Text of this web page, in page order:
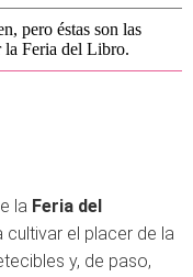
pero éstas son las
la Feria del Libro.
la Feria del
cultivar el placer de la
y, de paso,